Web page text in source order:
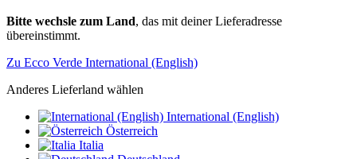
Bitte wechsle zum Land, das mit deiner Lieferadresse
übereinstimmt.
Zu Ecco Verde International (English)
Anderes Lieferland wählen
International (English)
Österreich
Italia